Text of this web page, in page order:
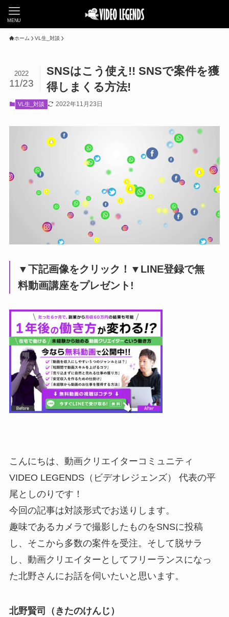
MENU
ホーム VL生_対談
SNSはこう使え!! SNSで案件を獲
得しまくる方法!
2022
11/23
VL生_対談 2022年11月23日
▼下記画像をクリック！▼LINE登録で無
料動画講座をプレゼント!
こんにちは、動画クリエイターコミュニティ
VIDEO LEGENDS（ビデオレジェンズ） 代表の平
尾としのりです！
今回の記事は対談形式でお送りします。
趣味であるカメラで撮影したものをSNSに投稿
し、そこから多数の案件を受注。そして脱サラ
し、動画クリエイターとしてフリーランスになっ
た北野さんにお話を伺いたいと思います。
北野賢司（きたのけんじ）